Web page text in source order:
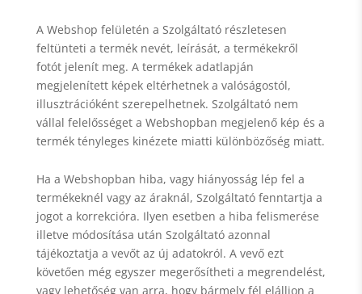
A Webshop felületén a Szolgáltató részletesen
feltünteti a termék nevét, leírását, a termékekről
fotót jelenít meg. A termékek adatlapján
megjelenített képek eltérhetnek a valóságostól,
illusztrációként szerepelhetnek. Szolgáltató nem
vállal felelősséget a Webshopban megjelenő kép és a
termék tényleges kinézete miatti különbözőség miatt.
Ha a Webshopban hiba, vagy hiányosság lép fel a
termékeknél vagy az áraknál, Szolgáltató fenntartja a
jogot a korrekcióra. Ilyen esetben a hiba felismerése
illetve módosítása után Szolgáltató azonnal
tájékoztatja a vevőt az új adatokról. A vevő ezt
követően még egyszer megerősítheti a megrendelést,
vagy lehetőség van arra, hogy bármely fél elálljon a